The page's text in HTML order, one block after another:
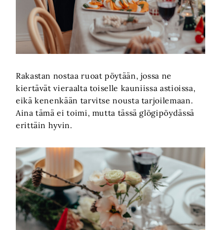
Rakastan nostaa ruoat pöytään, jossa ne
kiertävät vieraalta toiselle kauniissa astioissa,
eikä kenenkään tarvitse nousta tarjoilemaan.
Aina tämä ei toimi, mutta tässä glögipöydässä
erittäin hyvin.